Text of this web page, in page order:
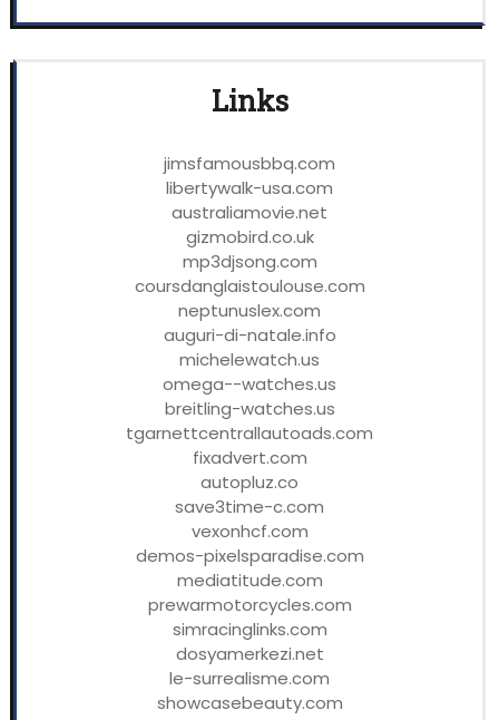
Links
jimsfamousbbq.com
libertywalk-usa.com
australiamovie.net
gizmobird.co.uk
mp3djsong.com
coursdanglaistoulouse.com
neptunuslex.com
auguri-di-natale.info
michelewatch.us
omega--watches.us
breitling-watches.us
tgarnettcentrallautoads.com
fixadvert.com
autopluz.co
save3time-c.com
vexonhcf.com
demos-pixelsparadise.com
mediatitude.com
prewarmotorcycles.com
simracinglinks.com
dosyamerkezi.net
le-surrealisme.com
showcasebeauty.com